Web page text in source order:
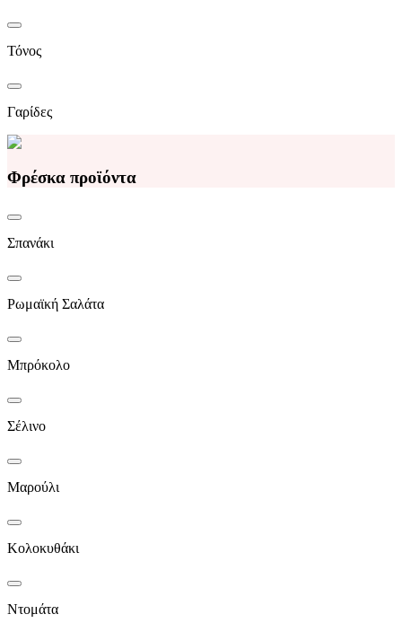
Τόνος
Γαρίδες
Φρέσκα προϊόντα
Σπανάκι
Ρωμαϊκή Σαλάτα
Μπρόκολο
Σέλινο
Μαρούλι
Κολοκυθάκι
Ντομάτα